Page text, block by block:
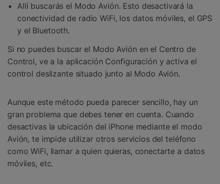
Allí buscarás el Modo Avión. Esto desactivará la
conectividad de radio WiFi, los datos móviles, el GPS
y el Bluetooth.
Si no puedes buscar el Modo Avión en el Centro de
Control, ve a la aplicación Configuración y activa el
control deslizante situado junto al Modo Avión.
Aunque este método pueda parecer sencillo, hay un
gran problema que debes tener en cuenta. Cuando
desactivas la ubicación del iPhone mediante el modo
Avión, te impide utilizar otros servicios del teléfono
como WiFi, llamar a quien quieras, conectarte a datos
móviles, etc.